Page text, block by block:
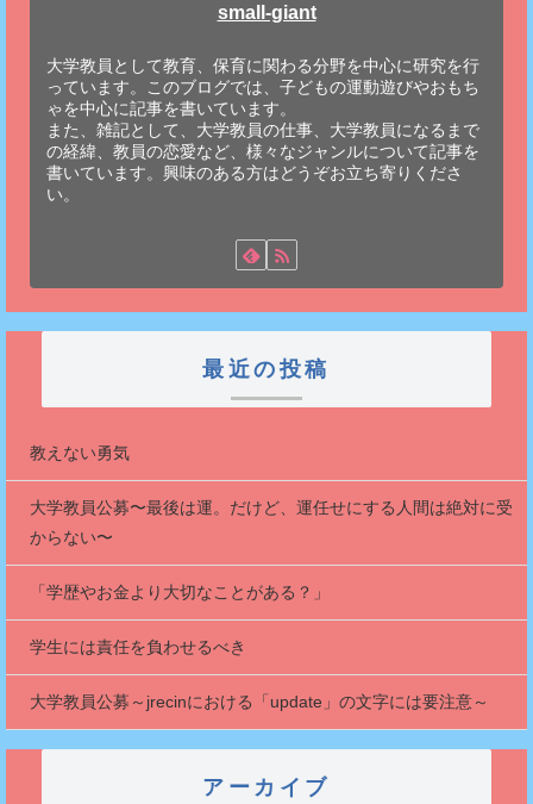
small-giant
大学教員として教育、保育に関わる分野を中心に研究を行
っています。このブログでは、子どもの運動遊びやおもち
ゃを中心に記事を書いています。
また、雑記として、大学教員の仕事、大学教員になるまで
の経緯、教員の恋愛など、様々なジャンルについて記事を
書いています。興味のある方はどうぞお立ち寄りくださ
い。
最近の投稿
教えない勇気
大学教員公募〜最後は運。だけど、運任せにする人間は絶対に受
からない〜
「学歴やお金より大切なことがある？」
学生には責任を負わせるべき
大学教員公募～jrecinにおける「update」の文字には要注意～
アーカイブ